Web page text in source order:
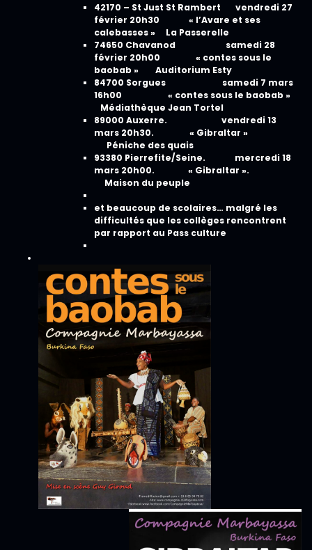
42170 – St Just St Rambert vendredi 27
février 20h30 « l’Avare et ses
calebasses » La Passerelle
74650 Chavanod samedi 28
février 20h00 « contes sous le
baobab » Auditorium Esty
84700 Sorgues samedi 7 mars
16h00 « contes sous le baobab »
Médiathèque Jean Tortel
89000 Auxerre. vendredi 13
mars 20h30. « Gibraltar »
Péniche des quais
93380 Pierrefite/Seine. mercredi 18
mars 20h00. « Gibraltar ».
Maison du peuple
et beaucoup de scolaires… malgré les
difficultés que les collèges rencontrent
par rapport au Pass culture